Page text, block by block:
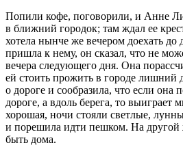
Попили кофе, поговорили, и Анне
в ближний городок; там ждал ее
хотела нынче же вечером доехать до
пришла к нему, он сказал, что не
вечера следующего дня. Она
ей стоить прожить в городе лишний
о дороге и сообразила, что если она
дороге, а вдоль берега, то выиграет
хорошая, ночи стояли светлые,
и порешила идти пешком. На другой
быть дома.